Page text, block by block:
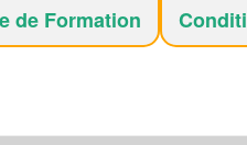
de Formation